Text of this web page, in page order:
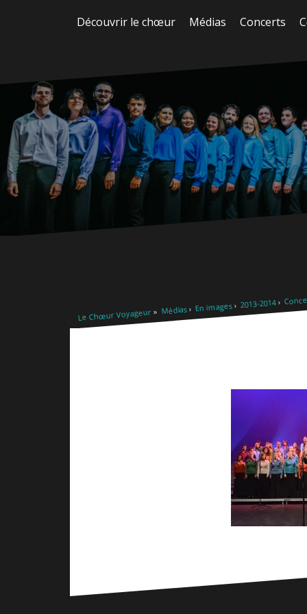
Découvrir le chœur Médias Concerts
Le Chœur Voyageur Médias En images 2013-2014